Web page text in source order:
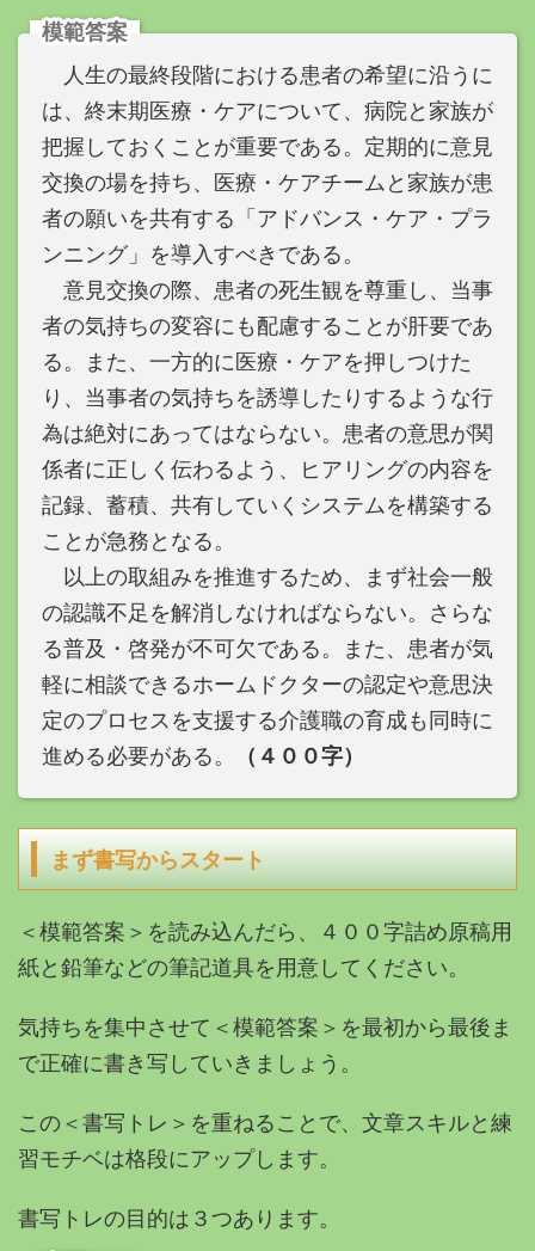
模範答案
人生の最終段階における患者の希望に沿うに
は、終末期医療・ケアについて、病院と家族が
把握しておくことが重要である。定期的に意見
交換の場を持ち、医療・ケアチームと家族が患
者の願いを共有する「アドバンス・ケア・プラ
ンニング」を導入すべきである。
意見交換の際、患者の死生観を尊重し、当事
者の気持ちの変容にも配慮することが肝要であ
る。また、一方的に医療・ケアを押しつけた
り、当事者の気持ちを誘導したりするような行
為は絶対にあってはならない。患者の意思が関
係者に正しく伝わるよう、ヒアリングの内容を
記録、蓄積、共有していくシステムを構築する
ことが急務となる。
以上の取組みを推進するため、まず社会一般
の認識不足を解消しなければならない。さらな
る普及・啓発が不可欠である。また、患者が気
軽に相談できるホームドクターの認定や意思決
定のプロセスを支援する介護職の育成も同時に
進める必要がある。
（４００字）
まず書写からスタート
＜模範答案＞を読み込んだら、４００字詰め原稿用
紙と鉛筆などの筆記道具を用意してください。
気持ちを集中させて＜模範答案＞を最初から最後ま
で正確に書き写していきましょう。
この＜書写トレ＞を重ねることで、文章スキルと練
習モチベは格段にアップします。
書写トレの目的は３つあります。